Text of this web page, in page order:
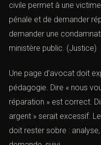
civile permet à une
pénale et de demander
demander une
ministère public. (Justice)
Une page d’avocat doit
pédagogie. Dire « nous
réparation » est correct.
argent » serait excessif.
doit rester sobre :